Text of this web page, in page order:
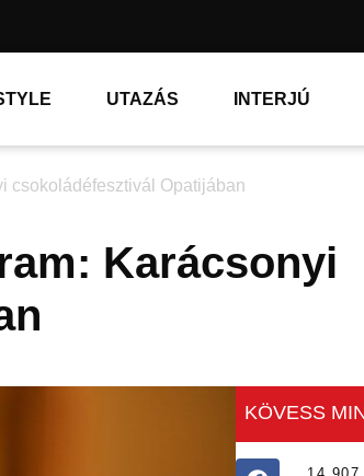
UTAZÁS INTERJÚ
csokoládéfesztivál Opatijában
Karácsonyi
KÖVESS